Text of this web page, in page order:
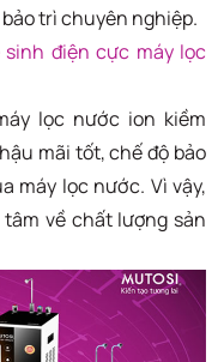
trì chuyên nghiệp.
sinh điện cực máy lọc
lọc nước ion kiềm
mãi tốt, chế độ bảo
máy lọc nước. Vì vậy,
về chất lượng sản